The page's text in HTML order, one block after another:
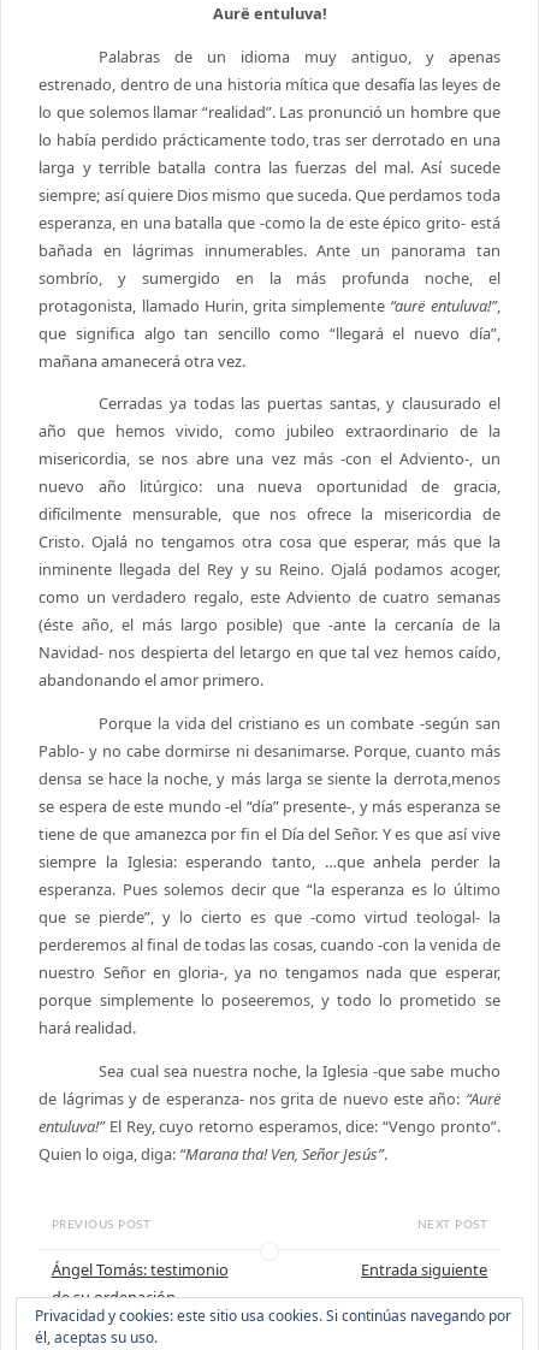
Aurë entuluva!
Palabras de un idioma muy antiguo, y apenas
estrenado, dentro de una historia mítica que desafía las leyes de
lo que solemos llamar “realidad”. Las pronunció un hombre que
lo había perdido prácticamente todo, tras ser derrotado en una
larga y terrible batalla contra las fuerzas del mal. Así sucede
siempre; así quiere Dios mismo que suceda. Que perdamos toda
esperanza, en una batalla que -como la de este épico grito- está
bañada en lágrimas innumerables. Ante un panorama tan
sombrío, y sumergido en la más profunda noche, el
protagonista, llamado Hurin, grita simplemente “aurë entuluva!”,
que significa algo tan sencillo como “llegará el nuevo día”,
mañana amanecerá otra vez.
Cerradas ya todas las puertas santas, y clausurado el
año que hemos vivido, como jubileo extraordinario de la
misericordia, se nos abre una vez más -con el Adviento-, un
nuevo año litúrgico: una nueva oportunidad de gracia,
difícilmente mensurable, que nos ofrece la misericordia de
Cristo. Ojalá no tengamos otra cosa que esperar, más que la
inminente llegada del Rey y su Reino. Ojalá podamos acoger,
como un verdadero regalo, este Adviento de cuatro semanas
(éste año, el más largo posible) que -ante la cercanía de la
Navidad- nos despierta del letargo en que tal vez hemos caído,
abandonando el amor primero.
Porque la vida del cristiano es un combate -según san
Pablo- y no cabe dormirse ni desanimarse. Porque, cuanto más
densa se hace la noche, y más larga se siente la derrota,menos
se espera de este mundo -el “día” presente-, y más esperanza se
tiene de que amanezca por fin el Día del Señor. Y es que así vive
siempre la Iglesia: esperando tanto, …que anhela perder la
esperanza. Pues solemos decir que “la esperanza es lo último
que se pierde”, y lo cierto es que -como virtud teologal- la
perderemos al final de todas las cosas, cuando -con la venida de
nuestro Señor en gloria-, ya no tengamos nada que esperar,
porque simplemente lo poseeremos, y todo lo prometido se
hará realidad.
Sea cual sea nuestra noche, la Iglesia -que sabe mucho
de lágrimas y de esperanza- nos grita de nuevo este año: “Aurë
entuluva!”El Rey, cuyo retorno esperamos, dice: “Vengo pronto”.
Quien lo oiga, diga: “Marana tha! Ven, Señor Jesús”.
PREVIOUS POST
Ángel Tomás: testimonio
de su ordenación
NEXT POST
Entrada siguiente
Privacidad y cookies: este sitio usa cookies. Si continúas navegando por
él, aceptas su uso.